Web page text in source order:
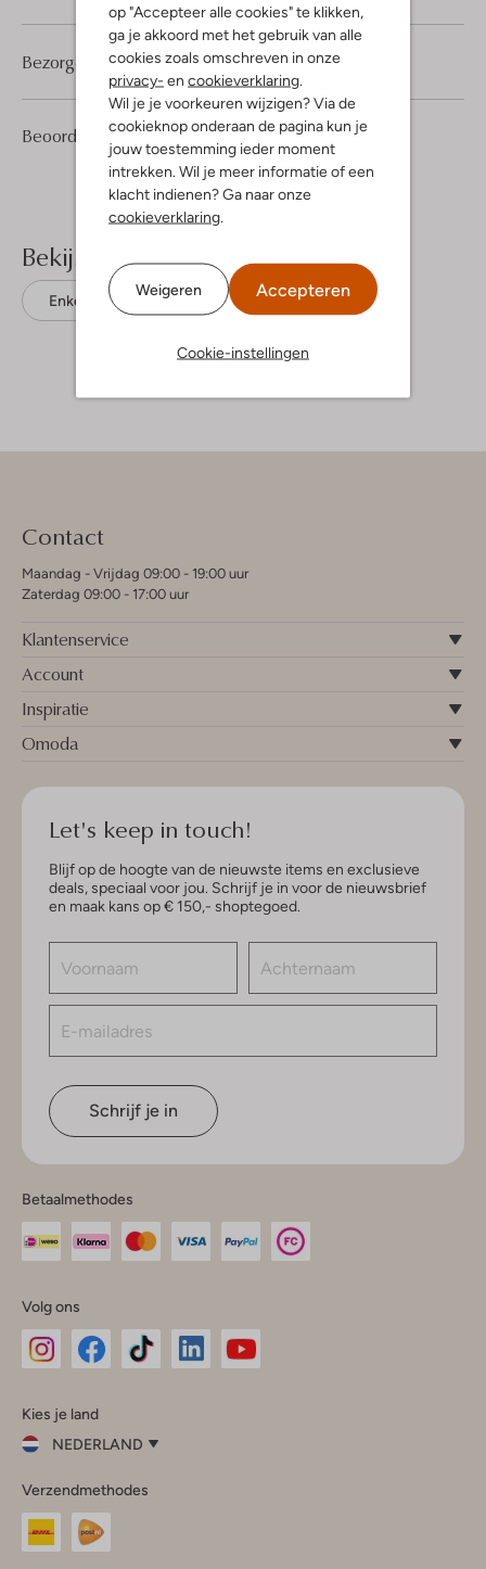
op "Accepteer alle cookies" te klikken,
ga je akkoord met het gebruik van alle
cookies zoals omschreven in onze
privacy- en cookieverklaring.
Wil je je voorkeuren wijzigen? Via de
cookieknop onderaan de pagina kun je
jouw toestemming ieder moment
intrekken. Wil je meer informatie of een
klacht indienen? Ga naar onze
cookieverklaring.
Weigeren Accepteren
Cookie-instellingen
Beoordelingen (2) 4 /5
2
4
Sterren
Bezorgen & retourneren
Bekijk meer
Enkellaarsjes Piedi Nudi Leer
Contact
Maandag - Vrijdag 09:00 - 19:00 uur
Zaterdag 09:00 - 17:00 uur
Klantenservice
Account
Inspiratie
Omoda
Let's keep in touch!
Blijf op de hoogte van de nieuwste items en exclusieve
deals, speciaal voor jou. Schrijf je in voor de nieuwsbrief
en maak kans op € 150,- shoptegoed.
Schrijf je in
Betaalmethodes
Volg ons
InstagramFacebook
Kies je land
NEDERLAND
je
land
Nederland
Verzendmethodes